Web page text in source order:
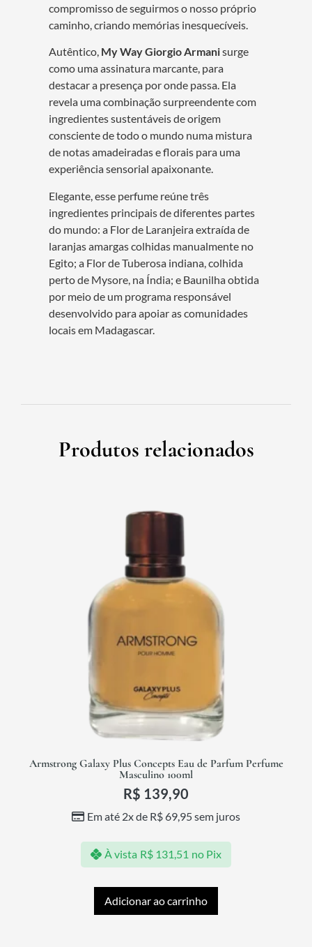
compromisso de seguirmos o nosso próprio
caminho, criando memórias inesquecíveis.
Autêntico, My Way Giorgio Armanisurge
como uma assinatura marcante, para
destacar a presença por onde passa. Ela
revela uma combinação surpreendente com
ingredientes sustentáveis de origem
consciente de todo o mundo numa mistura
de notas amadeiradas e florais para uma
experiência sensorial apaixonante.
Elegante, esse perfume reúne três
ingredientes principais de diferentes partes
do mundo: a Flor de Laranjeira extraída de
laranjas amargas colhidas manualmente no
Egito; a Flor de Tuberosa indiana, colhida
perto de Mysore, na Índia; e Baunilha obtida
por meio de um programa responsável
desenvolvido para apoiar as comunidades
locais em Madagascar.
Produtos relacionados
Armstrong Galaxy Plus Concepts Eau de Parfum Perfume
Masculino 100ml
R$ 139,90
Em até 2x de R$ 69,95sem juros
À vista R$ 131,51 no Pix
Adicionar ao carrinho